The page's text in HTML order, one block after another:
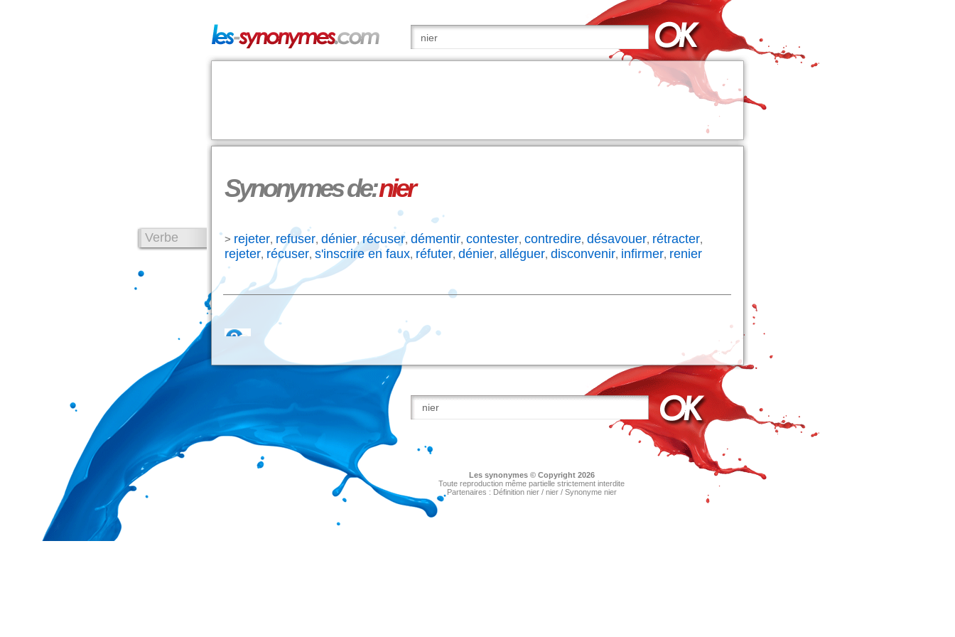
Synonymes de:nier
Verbe > rejeter, refuser, dénier,récuser, démentir, contester, contredire, désavouer, rétracter,
rejeter, récuser, s'inscrire en faux, réfuter, dénier, alléguer, disconvenir, infirmer, renier
Les synonymes© Copyright 2026
Toute reproduction même partielle strictement interdite
Partenaires : Définition nier/ nier/ Synonyme nier